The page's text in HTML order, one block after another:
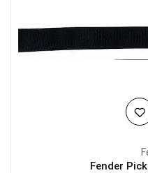
Fender